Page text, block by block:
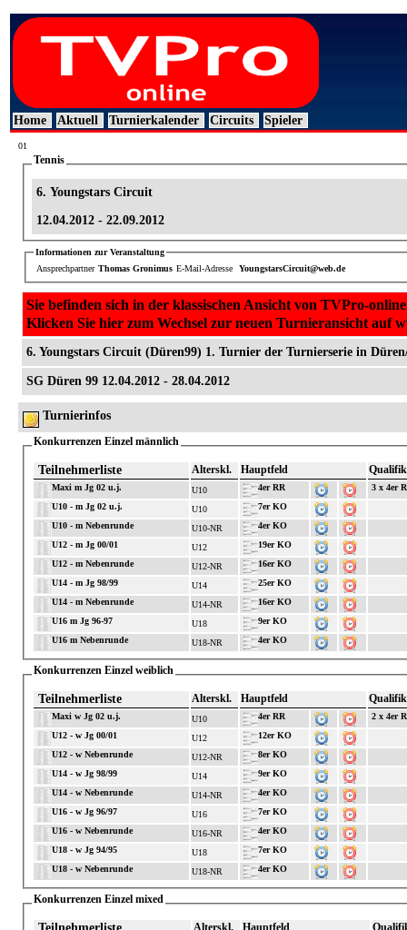
Home Aktuell Turnierkalender Circuits Spieler
01
Tennis
6. Youngstars Circuit
12.04.2012 - 22.09.2012
Informationen zur Veranstaltung
Ansprechpartner Thomas Gronimus E-Mail-Adresse YoungstarsCircuit@web.de
Sie befinden sich in der klassischen Ansicht von TVPro-
Klicken Sie hier zum Wechsel zur neuen Turnieransicht auf
6. Youngstars Circuit (Düren99) 1. Turnier der Turnierserie in
SG Düren 99 12.04.2012 - 28.04.2012
Turnierinfos
Konkurrenzen Einzel männlich
Teilnehmerliste Alterskl. Hauptfeld
Maxi m Jg 02 u.j. U10 4er RR
3 x 4er
U10 - m Jg 02 u.j.
U10
7er KO
U10 - m Nebenrunde
U10-NR
4er KO
U12 - m Jg 00/01
U12
19er KO
U12 - m Nebenrunde
U12-NR
16er KO
U14 - m Jg 98/99
U14
25er KO
U14 - m Nebenrunde
U14-NR
16er KO
U16 m Jg 96-97
U18
9er KO
U16 m Nebenrunde
U18-NR 4er KO
Konkurrenzen Einzel weiblich
Teilnehmerliste Alterskl. Hauptfeld
Maxi w Jg 02 u.j. U10 4er RR
2 x 4er
U12 - w Jg 00/01
U12
12er KO
U12 - w Nebenrunde
U12-NR
8er KO
U14 - w Jg 98/99
U14
9er KO
U14 - w Nebenrunde
U14-NR
4er KO
U16 - w Jg 96/97
U16
7er KO
U16 - w Nebenrunde
U16-NR
4er KO
U18 - w Jg 94/95
U18
7er KO
U18 - w Nebenrunde
U18-NR 4er KO
Konkurrenzen Einzel mixed
Teilnehmerliste Alterskl. Hauptfeld